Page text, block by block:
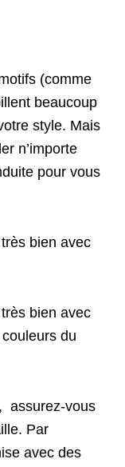
(comme
beaucoup
style. Mais
n’importe
pour vous
bien avec
bien avec
du
assurez-vous
Par
avec des